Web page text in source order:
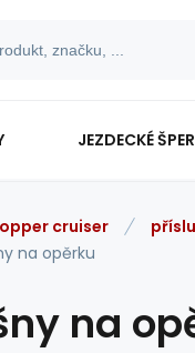
JEZDECKÉ
cruiser
na opěrku
na